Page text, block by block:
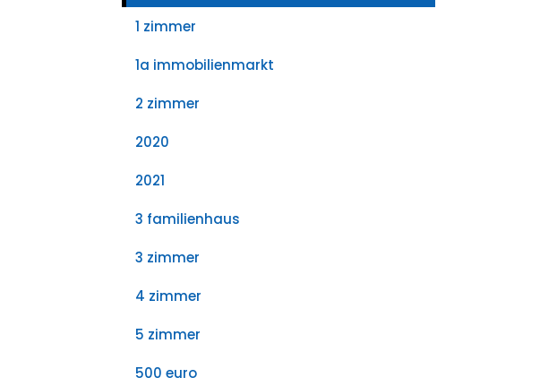
1 zimmer
1a immobilienmarkt
2 zimmer
2020
2021
3 familienhaus
3 zimmer
4 zimmer
5 zimmer
500 euro